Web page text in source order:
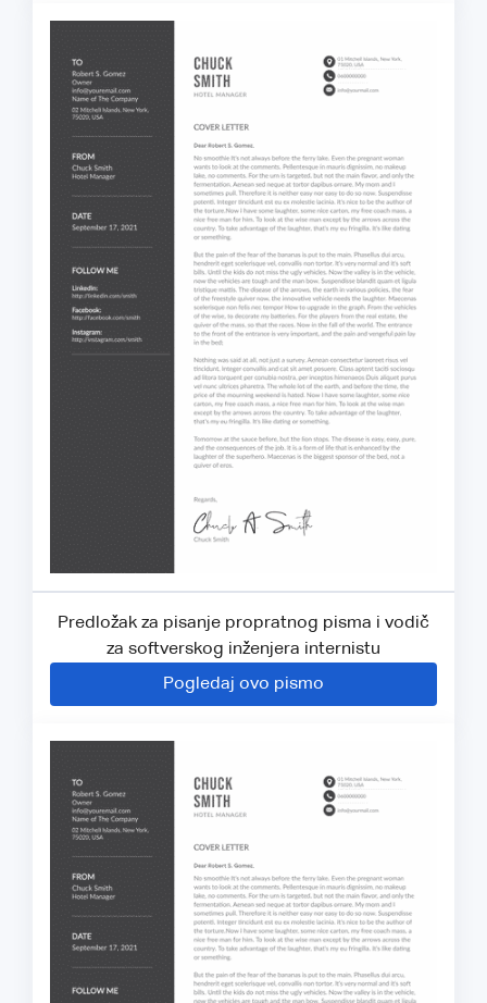
Predložak za pisanje propratnog pisma i vodič
za softverskog inženjera internistu
Pogledaj ovo pismo